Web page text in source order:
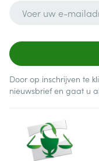
Door op inschrijven te
nieuwsbrief en gaat u